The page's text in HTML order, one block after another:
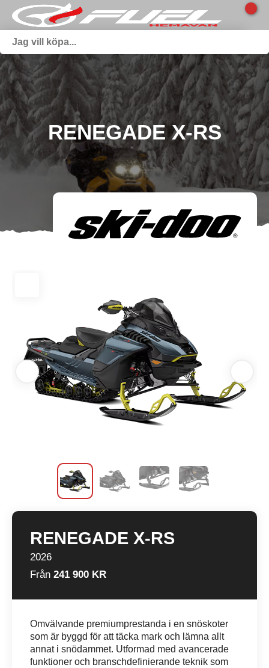
RENEGADE X-RS
RENEGADE X-RS
2026
Från 241 900 KR
Omvälvande premiumprestanda i en snöskoter
som är byggd för att täcka mark och lämna allt
annat i snödammet. Utformad med avancerade
funktioner och branschdefinierande teknik som